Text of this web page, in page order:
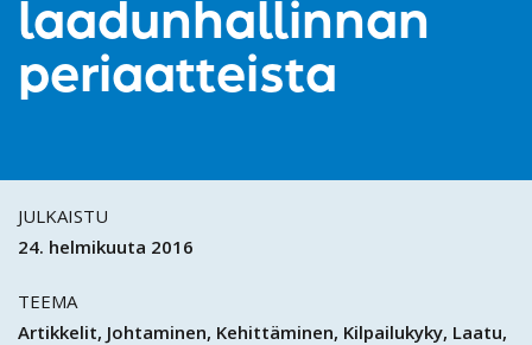
laadunhallinnan
periaatteista
JULKAISTU
24. helmikuuta 2016
TEEMA
Artikkelit Johtaminen Kehittäminen Kilpailukyky Laatu